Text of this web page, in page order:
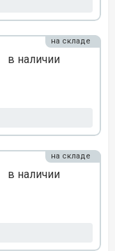
в наличии
на складе
в наличии
на складе